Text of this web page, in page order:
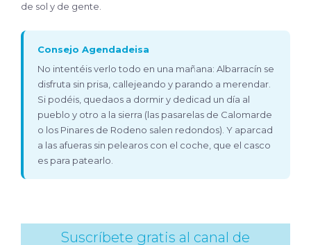
de sol y de gente.
Consejo Agendadeisa
No intentéis verlo todo en una mañana: Albarracín se
disfruta sin prisa, callejeando y parando a merendar.
Si podéis, quedaos a dormir y dedicad un día al
pueblo y otro a la sierra (las pasarelas de Calomarde
o los Pinares de Rodeno salen redondos). Y aparcad
a las afueras sin pelearos con el coche, que el casco
es para patearlo.
Suscríbete gratis al canal de